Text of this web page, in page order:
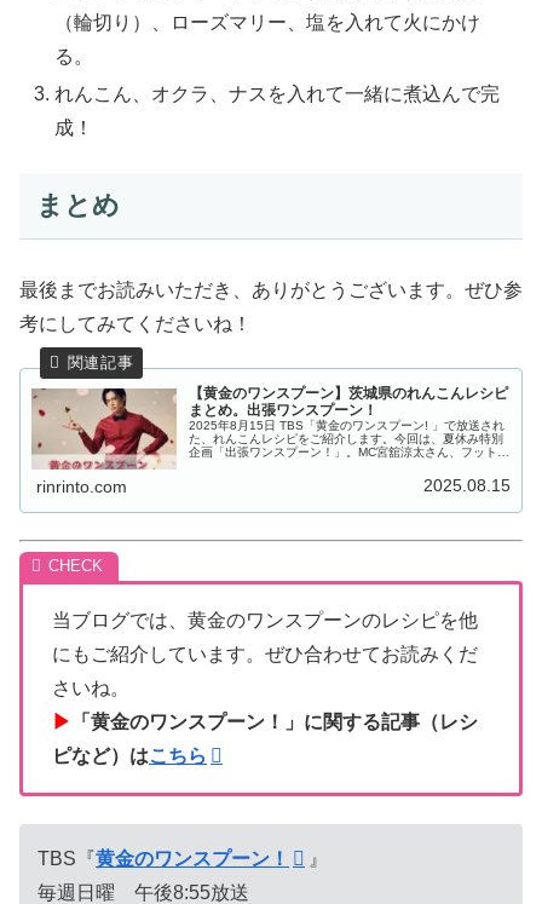
（輪切り）、ローズマリー、塩を入れて火にかけ
る。
れんこん、オクラ、ナスを入れて一緒に煮込んで完
成！
まとめ
最後までお読みいただき、ありがとうございます。ぜひ参
考にしてみてくださいね！
【黄金のワンスプーン】茨城県のれんこんレシピ
まとめ。出張ワンスプーン！
2025年8月15日 TBS「黄金のワンスプーン! 」で放送され
た、れんこんレシピをご紹介します。今回は、夏休み特別
企画「出張ワンスプーン！」。MC宮舘涼太さん、フットボ
rinrinto.com 2025.08.15
当ブログでは、黄金のワンスプーンのレシピを他
にもご紹介しています。ぜひ合わせてお読みくだ
さいね。
▶
「黄金のワンスプーン！」に関する記事（レシ
ピなど）はこちら
TBS『黄金のワンスプーン！
』
毎週日曜 午後8:55放送